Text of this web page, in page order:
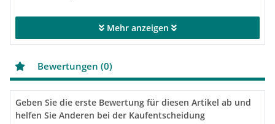
Produkteigenschaften
Anbindung von Kesselsystemen in
raumluftunabhängiger Betriebsweise an
Kombination mit TWIN-P-, EW-PPS-, EW-PP-FLEX-
Systemen möglich
Verwendung der Feuerstätte als Dachheizzentrale
möglich
Mehr anzeigen
Bewertungen (0)
Geben Sie die erste Bewertung für diesen Artikel ab und
helfen Sie Anderen bei der Kaufentscheidung